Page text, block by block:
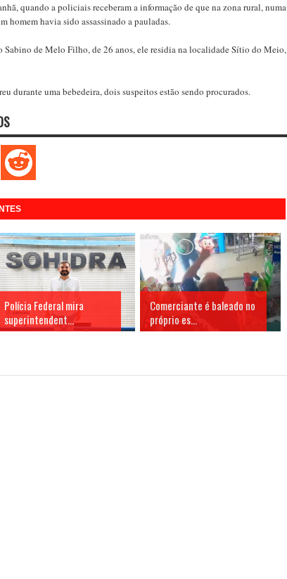
quando a policiais receberam a informação de que na zona rural, numa
homem havia sido assassinado a pauladas.
de Melo Filho, de 26 anos, ele residia na localidade Sítio do Meio,
durante uma bebedeira, dois suspeitos estão sendo procurados.
Polícia Federal mira
superintendent...
Comerciante é baleado no
próprio es...